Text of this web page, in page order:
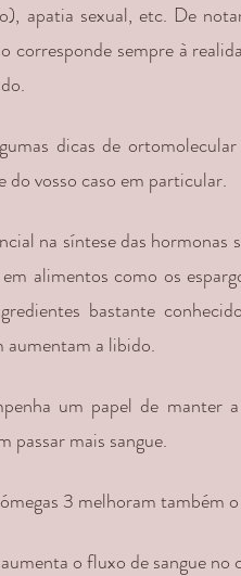
apatia sexual, etc. De
corresponde sempre à
dicas de
do vosso caso em particular.
na síntese das hormonas
alimentos como os
bastante
aumentam a libido.
um papel de manter
passar mais sangue.
3 melhoram também
o fluxo de sangue